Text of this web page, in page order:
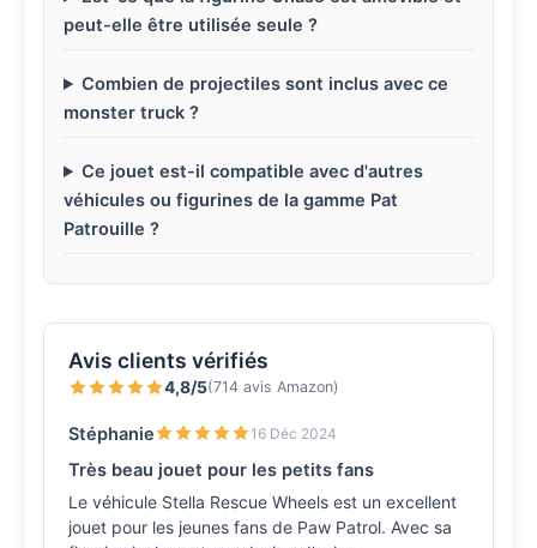
peut-elle être utilisée seule ?
Combien de projectiles sont inclus avec ce
monster truck ?
Ce jouet est-il compatible avec d'autres
véhicules ou figurines de la gamme Pat
Patrouille ?
Avis clients vérifiés
4,8/5(714 avis Amazon)
Stéphanie 16 Déc 2024
Très beau jouet pour les petits fans
Le véhicule Stella Rescue Wheels est un excellent
jouet pour les jeunes fans de Paw Patrol. Avec sa